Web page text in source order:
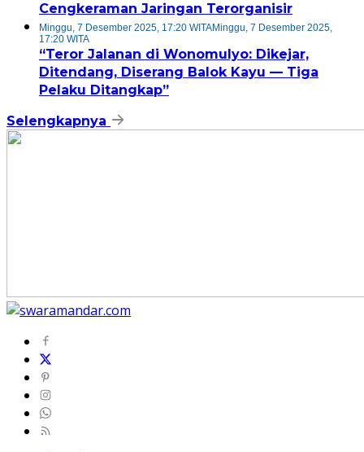
Cengkeraman Jaringan Terorganisir
Minggu, 7 Desember 2025, 17:20 WITAMinggu, 7 Desember 2025,
17:20 WITA
“Teror Jalanan di Wonomulyo: Dikejar,
Ditendang, Diserang Balok Kayu — Tiga
Pelaku Ditangkap”
Selengkapnya